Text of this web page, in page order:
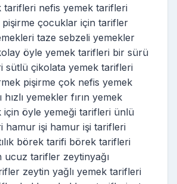
tarifleri nefis yemek tarifleri
pişirme çocuklar için tarifler
taze sebzeli yemekler
öyle yemek tarifleri bir sürü
sütlü çikolata yemek tarifleri
pişirme çok nefis yemek
hızlı yemekler fırın yemek
öyle yemeği tarifleri ünlü
hamur işi hamur işi tarifleri
börek tarifi börek tarifleri
ucuz tarifler zeytinyağı
zeytin yağlı yemek tarifleri